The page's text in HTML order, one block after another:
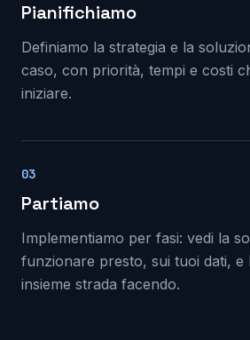
Pianifichiamo
Definiamo la strategia e la
caso, con priorità, tempi e costi
iniziare.
03
Partiamo
Implementiamo per fasi: vedi la
funzionare presto, sui tuoi dati, e
insieme strada facendo.